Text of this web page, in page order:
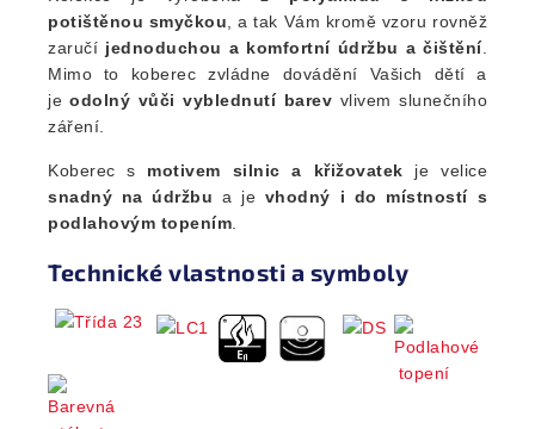
potištěnou smyčkou, a tak Vám kromě vzoru rovněž
zaručí jednoduchou a komfortní údržbu a čištění.
Mimo to koberec zvládne dovádění Vašich dětí a
jeodolný vůči vyblednutí barev vlivem slunečního
záření.
Koberec s motivem silnic a křižovatek je velice
snadný na údržbu a je vhodný i do místností s
podlahovým topením.
Technické vlastnosti a symboly